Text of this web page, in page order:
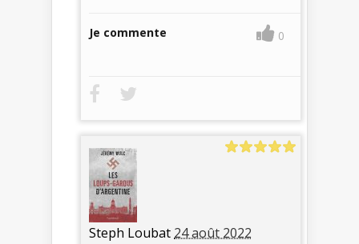
Je commente 0
Steph Loubat 24 août 2022